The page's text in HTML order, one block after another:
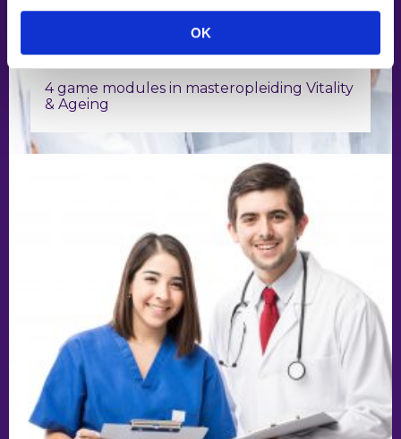
OK
4 game modules in masteropleiding Vitality
& Ageing